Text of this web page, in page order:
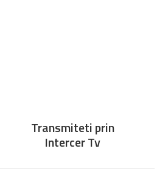
Transmiteti prin
Intercer Tv